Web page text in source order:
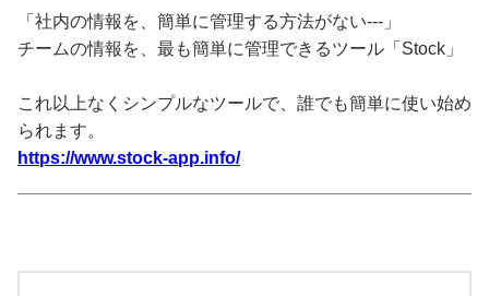
「社内の情報を、簡単に管理する方法がない---」
チームの情報を、最も簡単に管理できるツール「Stock」
これ以上なくシンプルなツールで、誰でも簡単に使い始め
られます。
https://www.stock-app.info/